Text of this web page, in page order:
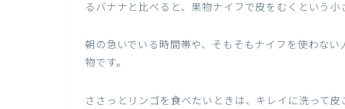
るバナナと比べると、果物ナイフで皮をむくという小
朝の急いでいる時間帯や、そもそもナイフを使わな
物です。
ささっとリンゴを食べたいときは、キレイに洗って